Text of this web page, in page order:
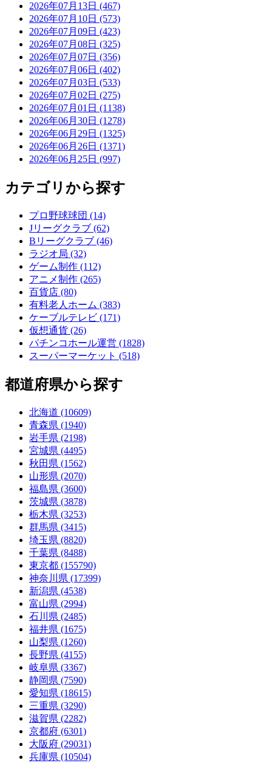
2026年07月13日 (467)
2026年07月10日 (573)
2026年07月09日 (423)
2026年07月08日 (325)
2026年07月07日 (356)
2026年07月06日 (402)
2026年07月03日 (533)
2026年07月02日 (275)
2026年07月01日 (1138)
2026年06月30日 (1278)
2026年06月29日 (1325)
2026年06月26日 (1371)
2026年06月25日 (997)
カテゴリから探す
プロ野球球団 (14)
Jリーグクラブ (62)
Bリーグクラブ (46)
ラジオ局 (32)
ゲーム制作 (112)
アニメ制作 (265)
百貨店 (80)
有料老人ホーム (383)
ケーブルテレビ (171)
仮想通貨 (26)
パチンコホール運営 (1828)
スーパーマーケット (518)
都道府県から探す
北海道 (10609)
青森県 (1940)
岩手県 (2198)
宮城県 (4495)
秋田県 (1562)
山形県 (2070)
福島県 (3600)
茨城県 (3878)
栃木県 (3253)
群馬県 (3415)
埼玉県 (8820)
千葉県 (8488)
東京都 (155790)
神奈川県 (17399)
新潟県 (4538)
富山県 (2994)
石川県 (2485)
福井県 (1675)
山梨県 (1260)
長野県 (4155)
岐阜県 (3367)
静岡県 (7590)
愛知県 (18615)
三重県 (3290)
滋賀県 (2282)
京都府 (6301)
大阪府 (29031)
兵庫県 (10504)